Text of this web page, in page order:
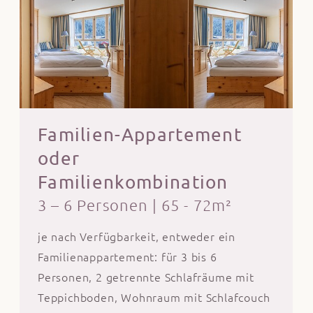
Familien-Appartement
oder
Familienkombination
3 – 6 Personen | 65 - 72m²
je nach Verfügbarkeit, entweder ein
Familienappartement: für 3 bis 6
Personen, 2 getrennte Schlafräume mit
Teppichboden, Wohnraum mit Schlafcouch